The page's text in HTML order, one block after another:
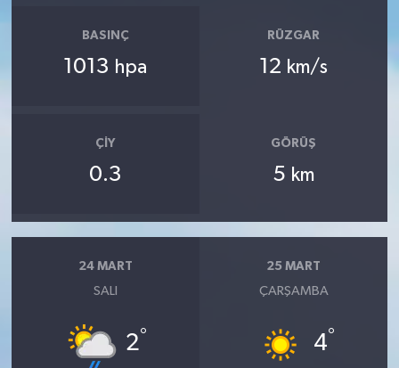
BASINÇ
1013 hpa
RÜZGAR
12 km/s
ÇIY
0.3
GÖRÜŞ
5 km
24 MART
SALI
2°
25 MART
ÇARŞAMBA
4°